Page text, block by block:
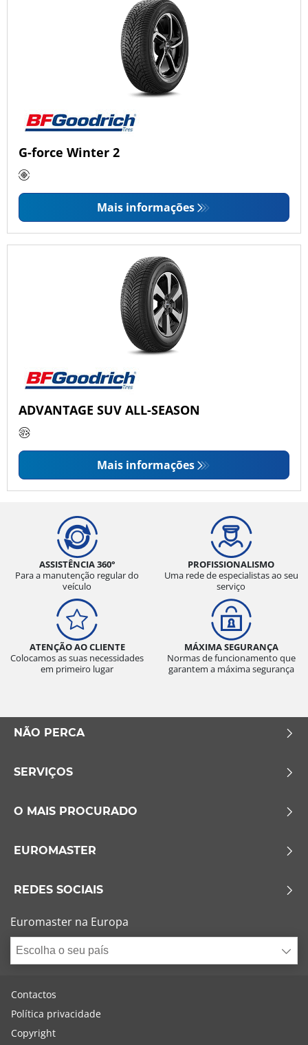
G-force Winter 2
Mais informações
ADVANTAGE SUV ALL-SEASON
Mais informações
ASSISTÊNCIA 360°
Para a manutenção regular do
veículo
PROFISSIONALISMO
Uma rede de especialistas ao seu
serviço
ATENÇÃO AO CLIENTE
Colocamos as suas necessidades
em primeiro lugar
MÁXIMA SEGURANÇA
Normas de funcionamento que
garantem a máxima segurança
NÃO PERCA
SERVIÇOS
O MAIS PROCURADO
EUROMASTER
REDES SOCIAIS
Euromaster na Europa
Escolha o seu país
Contactos
Política privacidade
Copyright